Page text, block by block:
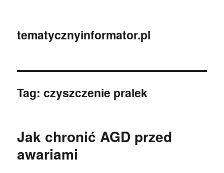
tematycznyinformator.pl
Tag:czyszczenie pralek
Jak chronić AGD przed
awariami